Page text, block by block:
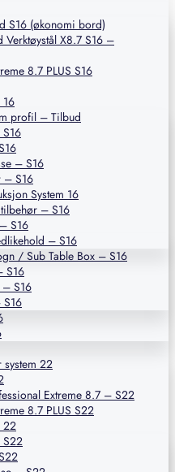
S16 (økonomi bord)
Verktøystål X8.7 S16 –
8.7 PLUS S16
16
profil – Tilbud
– S16
– S16
System 16
– S16
S16
– S16
/ Sub Table Box – S16
S16
– S16
system 22
Extreme 8.7 – S22
8.7 PLUS S22
22